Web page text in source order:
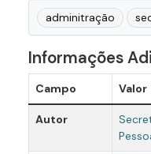
adminitração
Informações
Campo Valor
Autor